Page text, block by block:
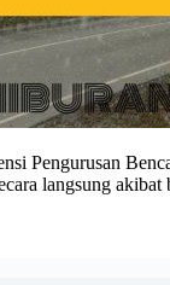
Pengurusan
langsung